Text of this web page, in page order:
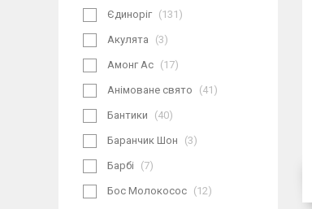
Єдиноріг 131
Акулята 3
Амонг Ас 17
Анімоване свято 41
Бантики 40
Баранчик Шон 3
Барбі 7
Бос Молокосос 12